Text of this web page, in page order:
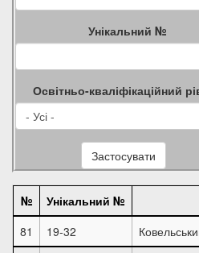
Унікальний №
Освітньо-кваліфікаційний
Застосувати
№ Унікальний №
81
19-32